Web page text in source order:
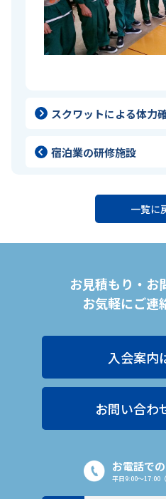
スクワットによる体力
宿泊業の研修施設
一覧に
お見積もり・お
お気軽にご連
入会案内
お問い合わ
お電話で
平日9:00〜17:00